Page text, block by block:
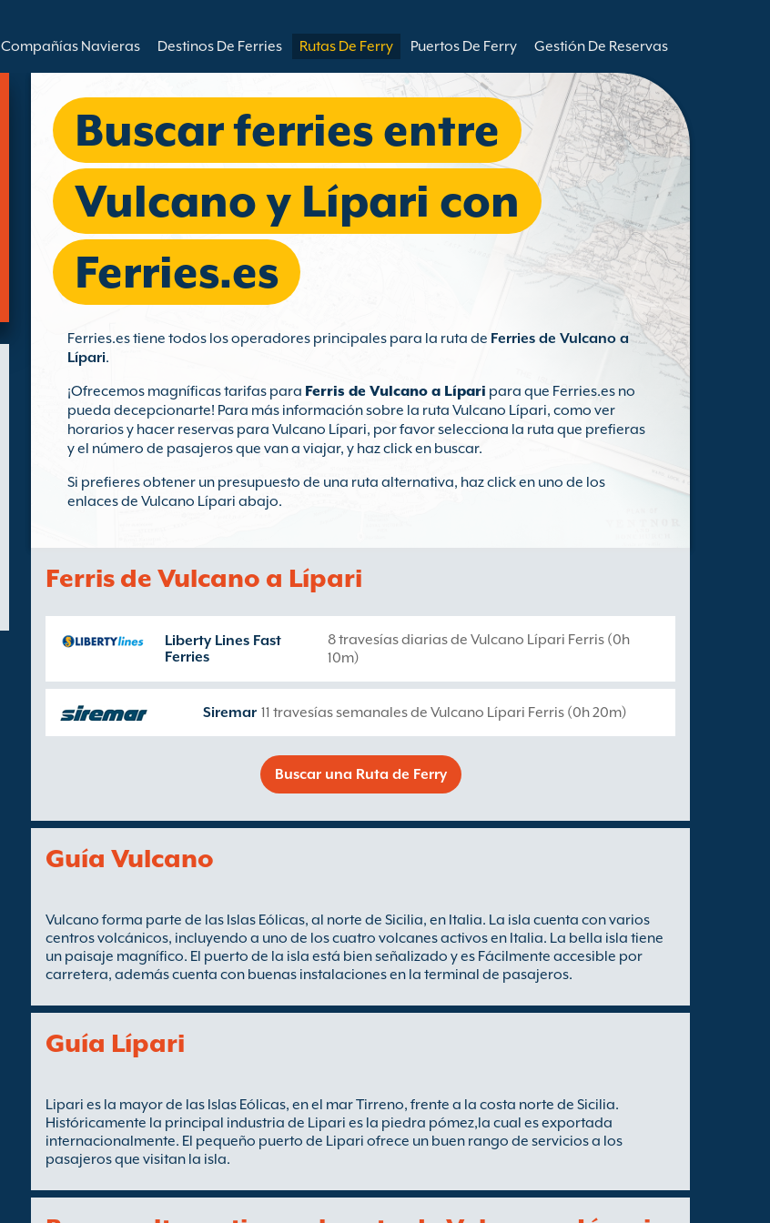
Compañías Navieras Destinos De Ferries Rutas De Ferry Puertos De Ferry Gestión De Reservas
Buscar ferries entre
Vulcano y Lípari con
Ferries.es
Ferries.es tiene todos los operadores principales para la ruta de Ferries de Vulcano a
Lípari.
¡Ofrecemos magníficas tarifas para Ferris de Vulcano a Lípari para que Ferries.es no
pueda decepcionarte! Para más información sobre la ruta Vulcano Lípari, como ver
horarios y hacer reservas para Vulcano Lípari, por favor selecciona la ruta que prefieras
y el número de pasajeros que van a viajar, y haz click en buscar.
Si prefieres obtener un presupuesto de una ruta alternativa, haz click en uno de los
enlaces de Vulcano Lípari abajo.
Ferris de Vulcano a Lípari
Liberty Lines Fast
Ferries
8 travesías diarias de Vulcano Lípari Ferris (0h
10m)
Siremar 11 travesías semanales de Vulcano Lípari Ferris (0h 20m)
Buscar una Ruta de Ferry
Guía Vulcano
Vulcano forma parte de las Islas Eólicas, al norte de Sicilia, en Italia. La isla cuenta con varios
centros volcánicos, incluyendo a uno de los cuatro volcanes activos en Italia. La bella isla tiene
un paisaje magnífico. El puerto de la isla está bien señalizado y es Fácilmente accesible por
carretera, además cuenta con buenas instalaciones en la terminal de pasajeros.
Guía Lípari
Lipari es la mayor de las Islas Eólicas, en el mar Tirreno, frente a la costa norte de Sicilia.
Históricamente la principal industria de Lipari es la piedra pómez,la cual es exportada
internacionalmente. El pequeño puerto de Lipari ofrece un buen rango de servicios a los
pasajeros que visitan la isla.